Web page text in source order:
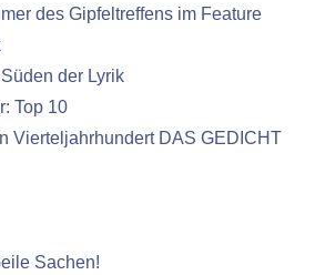
des Gipfeltreffens im Feature
der Lyrik
Top 10
Vierteljahrhundert DAS GEDICHT
Sachen!